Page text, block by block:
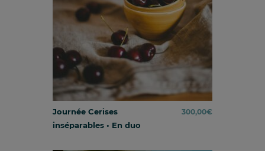
Journée Cerises
inséparables • En duo
300,00€